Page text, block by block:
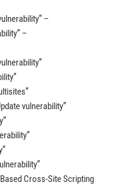
–
–
vulnerability”
Cross-Site Scripting